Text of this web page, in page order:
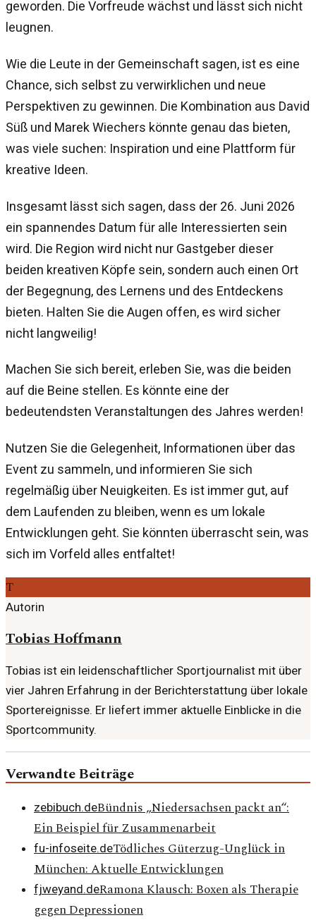
geworden. Die Vorfreude wächst und lässt sich nicht
leugnen.
Wie die Leute in der Gemeinschaft sagen, ist es eine
Chance, sich selbst zu verwirklichen und neue
Perspektiven zu gewinnen. Die Kombination aus David
Süß und Marek Wiechers könnte genau das bieten,
was viele suchen: Inspiration und eine Plattform für
kreative Ideen.
Insgesamt lässt sich sagen, dass der 26. Juni 2026
ein spannendes Datum für alle Interessierten sein
wird. Die Region wird nicht nur Gastgeber dieser
beiden kreativen Köpfe sein, sondern auch einen Ort
der Begegnung, des Lernens und des Entdeckens
bieten. Halten Sie die Augen offen, es wird sicher
nicht langweilig!
Machen Sie sich bereit, erleben Sie, was die beiden
auf die Beine stellen. Es könnte eine der
bedeutendsten Veranstaltungen des Jahres werden!
Nutzen Sie die Gelegenheit, Informationen über das
Event zu sammeln, und informieren Sie sich
regelmäßig über Neuigkeiten. Es ist immer gut, auf
dem Laufenden zu bleiben, wenn es um lokale
Entwicklungen geht. Sie könnten überrascht sein, was
sich im Vorfeld alles entfaltet!
T
Autorin
Tobias Hoffmann
Tobias ist ein leidenschaftlicher Sportjournalist mit über
vier Jahren Erfahrung in der Berichterstattung über lokale
Sportereignisse. Er liefert immer aktuelle Einblicke in die
Sportcommunity.
Verwandte Beiträge
zebibuch.deBündnis „Niedersachsen packt an“:
Ein Beispiel für Zusammenarbeit
fu-infoseite.deTödliches Güterzug-Unglück in
München: Aktuelle Entwicklungen
fjweyand.deRamona Klausch: Boxen als Therapie
gegen Depressionen